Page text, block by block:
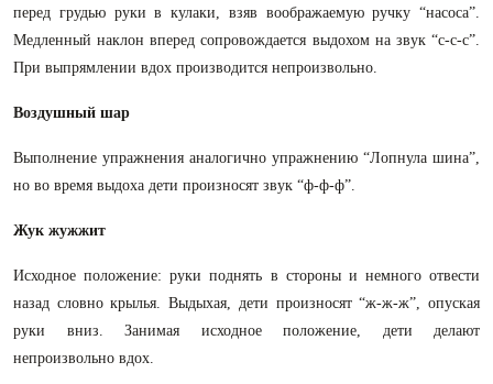
перед грудью руки в кулаки, взяв воображаемую ручку “насоса”.
Медленный наклон вперед сопровождается выдохом на звук “с-с-с”.
При выпрямлении вдох производится непроизвольно.
Воздушный шар
Выполнение упражнения аналогично упражнению “Лопнула шина”,
но во время выдоха дети произносят звук “ф-ф-ф”.
Жук жужжит
Исходное положение: руки поднять в стороны и немного отвести
назад словно крылья. Выдыхая, дети произносят “ж-ж-ж”, опуская
руки вниз. Занимая исходное положение, дети делают
непроизвольно вдох.